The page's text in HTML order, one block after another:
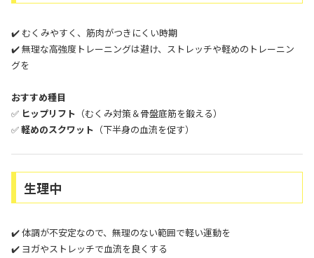
✔️ むくみやすく、筋肉がつきにくい時期
✔️ 無理な高強度トレーニングは避け、ストレッチや軽めのトレーニン
グを
おすすめ種目
✅ ヒップリフト （むくみ対策＆骨盤底筋を鍛える）
✅軽めのスクワット （下半身の血流を促す）
生理中
✔️ 体調が不安定なので、無理のない範囲で軽い運動を
✔️ ヨガやストレッチで血流を良くする